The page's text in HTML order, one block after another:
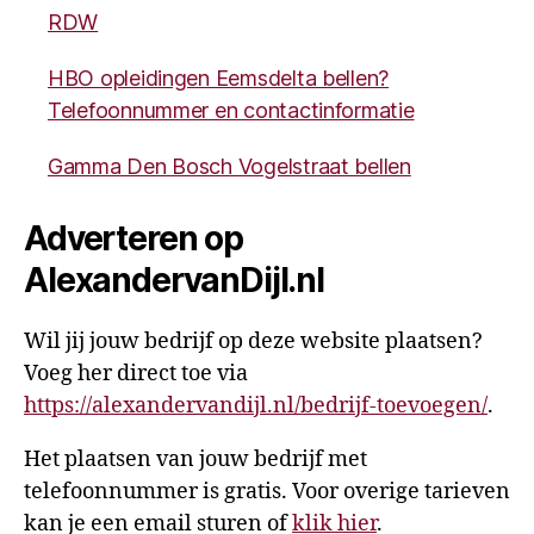
RDW
HBO opleidingen Eemsdelta bellen?
Telefoonnummer en contactinformatie
Gamma Den Bosch Vogelstraat bellen
Adverteren op
AlexandervanDijl.nl
Wil jij jouw bedrijf op deze website plaatsen?
Voeg her direct toe via
https://alexandervandijl.nl/bedrijf-toevoegen/.
Het plaatsen van jouw bedrijf met
telefoonnummer is gratis. Voor overige tarieven
kan je een email sturen ofklik hier.